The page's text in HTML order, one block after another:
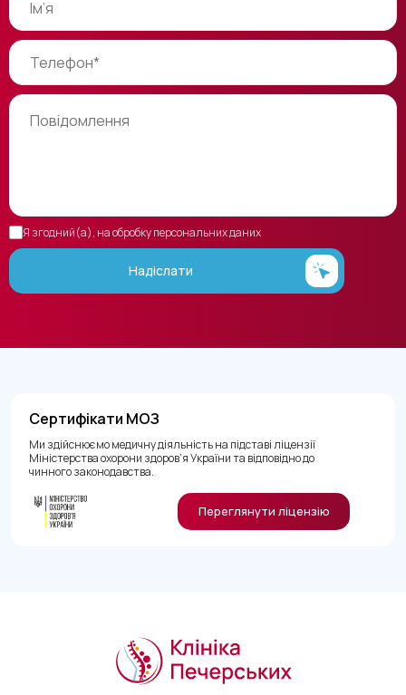
Я згодний(а), на обробку персональних даних
Надіслати
Сертифікати МОЗ
Ми здійснюємо медичну діяльність на підставі ліцензії
Міністерства охорони здоров’я України та відповідно до
чинного законодавства.
Переглянути ліцензію